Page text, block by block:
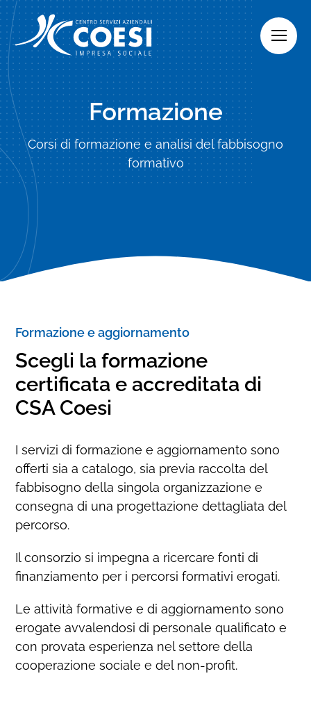
Skip
to
content
Formazione
Corsi di formazione e analisi del fabbisogno
formativo
Formazione e aggiornamento
Scegli la formazione
certificata e accreditata di
CSA Coesi
I servizi di formazione e aggiornamento sono
offerti sia a catalogo, sia previa raccolta del
fabbisogno della singola organizzazione e
consegna di una progettazione dettagliata del
percorso.
Il consorzio si impegna a ricercare fonti di
finanziamento per i percorsi formativi erogati.
Le attività formative e di aggiornamento sono
erogate avvalendosi di personale qualificato e
con provata esperienza nel settore della
cooperazione sociale e del non-profit.